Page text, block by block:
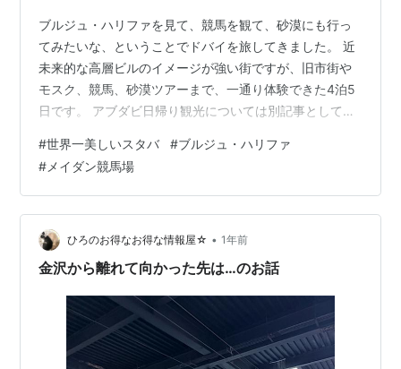
ブルジュ・ハリファを見て、競馬を観て、砂漠にも行っ
てみたいな、ということでドバイを旅してきました。 近
未来的な高層ビルのイメージが強い街ですが、旧市街や
モスク、競馬、砂漠ツアーまで、一通り体験できた4泊5
日です。 アブダビ日帰り観光については別記事として記
程：2025/12/04 – 2025/12/08 場所：ドバイ／アブダビ
（日帰り） 航空会社：エミレーツ航空（エコノミー／座
席指定込み 140,740円） ホテル Holiday Inn Express
Dubai – Safa Park（65,844円 / 3泊） Holiday Inn…
#世界一美しいスタバ #ブルジュ・ハリファ
# メイダン競馬場
ひろのお得なお得な情報屋☆ • 1年前
金沢から離れて向かった先は…のお話